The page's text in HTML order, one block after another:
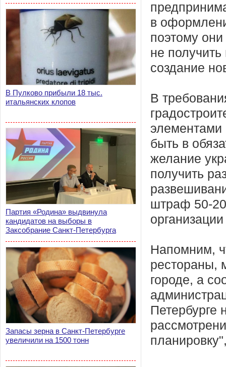
В Пулково прибыли 18 тыс.
итальянских клопов
Партия «Родина» выдвинула
кандидатов на выборы в
Заксобрание Санкт-Петербурга
Запасы зерна в Санкт-Петербурге
увеличили на 1500 тонн
в
поэтому
не
создание
В
элементами
быть в
желание
получить
штраф 50-
Напомним,
рестораны,
городе, а
Петербурге